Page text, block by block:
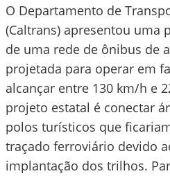
O Departamento de
(Caltrans) apresentou uma
de uma rede de ônibus de
projetada para operar em
alcançar entre 130 km/h e
projeto estatal é conectar
polos turísticos que
traçado ferroviário devido
implantação dos trilhos.